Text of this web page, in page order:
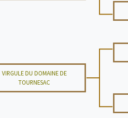
VIRGULE DU DOMAINE DE
TOURNESAC